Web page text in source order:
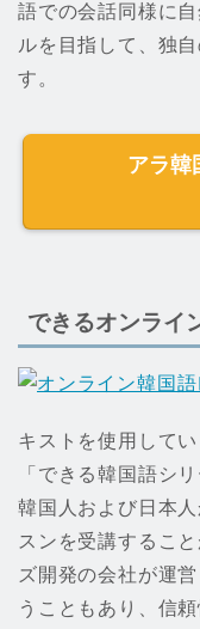
語での会話同様に
ルを目指して、独
す。
アラ韓
できるオンライ
キストを使用して
「できる韓国語シ
韓国人および日本
スンを受講するこ
ズ開発の会社が運
うこともあり、信